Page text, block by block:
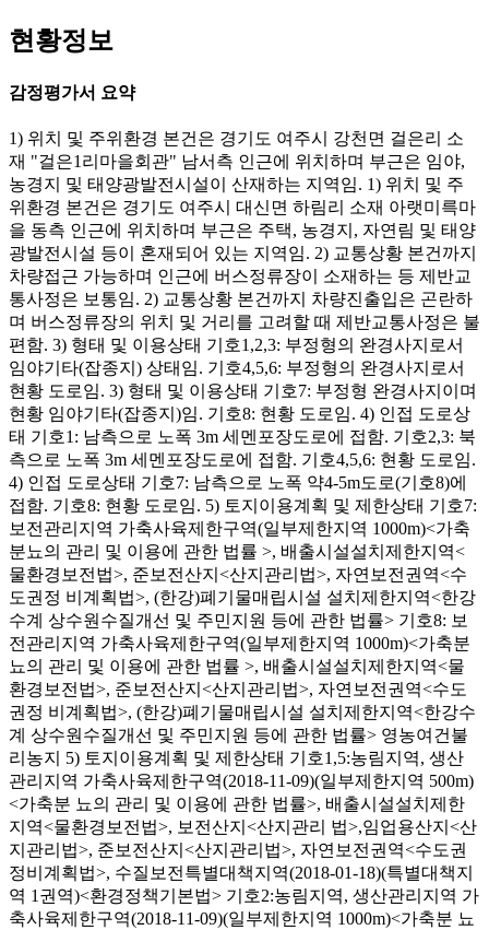
현황정보
감정평가서 요약
1) 위치 및 주위환경 본건은 경기도 여주시 강천면 걸은리 소
재 "걸은1리마을회관" 남서측 인근에 위치하며 부근은 임야,
농경지 및 태양광발전시설이 산재하는 지역임. 1) 위치 및 주
위환경 본건은 경기도 여주시 대신면 하림리 소재 아랫미륵마
을 동측 인근에 위치하며 부근은 주택, 농경지, 자연림 및 태양
광발전시설 등이 혼재되어 있는 지역임. 2) 교통상황 본건까지
차량접근 가능하며 인근에 버스정류장이 소재하는 등 제반교
통사정은 보통임. 2) 교통상황 본건까지 차량진출입은 곤란하
며 버스정류장의 위치 및 거리를 고려할 때 제반교통사정은 불
편함. 3) 형태 및 이용상태 기호1,2,3: 부정형의 완경사지로서
임야기타(잡종지) 상태임. 기호4,5,6: 부정형의 완경사지로서
현황 도로임. 3) 형태 및 이용상태 기호7: 부정형 완경사지이며
현황 임야기타(잡종지)임. 기호8: 현황 도로임. 4) 인접 도로상
태 기호1: 남측으로 노폭 3m 세멘포장도로에 접함. 기호2,3: 북
측으로 노폭 3m 세멘포장도로에 접함. 기호4,5,6: 현황 도로임.
4) 인접 도로상태 기호7: 남측으로 노폭 약4-5m도로(기호8)에
접함. 기호8: 현황 도로임. 5) 토지이용계획 및 제한상태 기호7:
보전관리지역 가축사육제한구역(일부제한지역 1000m)<가축
분뇨의 관리 및 이용에 관한 법률 >, 배출시설설치제한지역<
물환경보전법>, 준보전산지<산지관리법>, 자연보전권역<수
도권정 비계획법>, (한강)폐기물매립시설 설치제한지역<한강
수계 상수원수질개선 및 주민지원 등에 관한 법률> 기호8: 보
전관리지역 가축사육제한구역(일부제한지역 1000m)<가축분
뇨의 관리 및 이용에 관한 법률 >, 배출시설설치제한지역<물
환경보전법>, 준보전산지<산지관리법>, 자연보전권역<수도
권정 비계획법>, (한강)폐기물매립시설 설치제한지역<한강수
계 상수원수질개선 및 주민지원 등에 관한 법률> 영농여건불
리농지 5) 토지이용계획 및 제한상태 기호1,5:농림지역, 생산
관리지역 가축사육제한구역(2018-11-09)(일부제한지역 500m)
<가축분 뇨의 관리 및 이용에 관한 법률>, 배출시설설치제한
지역<물환경보전법>, 보전산지<산지관리 법>,임업용산지<산
지관리법>, 준보전산지<산지관리법>, 자연보전권역<수도권
정비계획법>, 수질보전특별대책지역(2018-01-18)(특별대책지
역 1권역)<환경정책기본법> 기호2:농림지역, 생산관리지역 가
축사육제한구역(2018-11-09)(일부제한지역 1000m)<가축분 뇨